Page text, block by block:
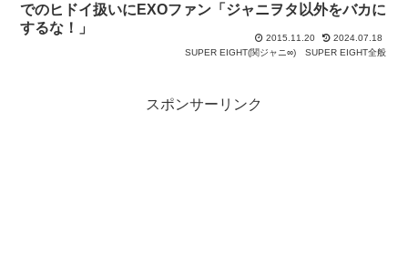
でのヒドイ扱いにEXOファン「ジャニヲタ以外をバカに
するな！」
2015.11.20
2024.07.18
SUPER EIGHT(関ジャニ∞)
SUPER EIGHT全般
スポンサーリンク